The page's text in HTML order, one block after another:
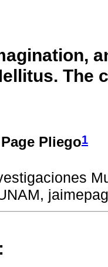
The
Pliego1